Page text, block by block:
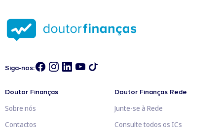
Siga-nos:
Doutor Finanças
Sobre nós
Contactos
Doutor Finanças Rede
Junte-se à Rede
Consulte todos os ICs